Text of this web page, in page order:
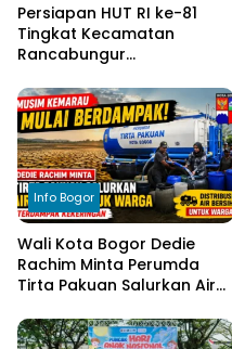
Persiapan HUT RI ke-81
Tingkat Kecamatan
Rancabungur
Cimulang, Libatkan Seluruh
Elemen Masyarakat
Info Bogor
Wali Kota Bogor Dedie
Rachim Minta Perumda
Tirta Pakuan Salurkan Air
Terdampak Kekeringan